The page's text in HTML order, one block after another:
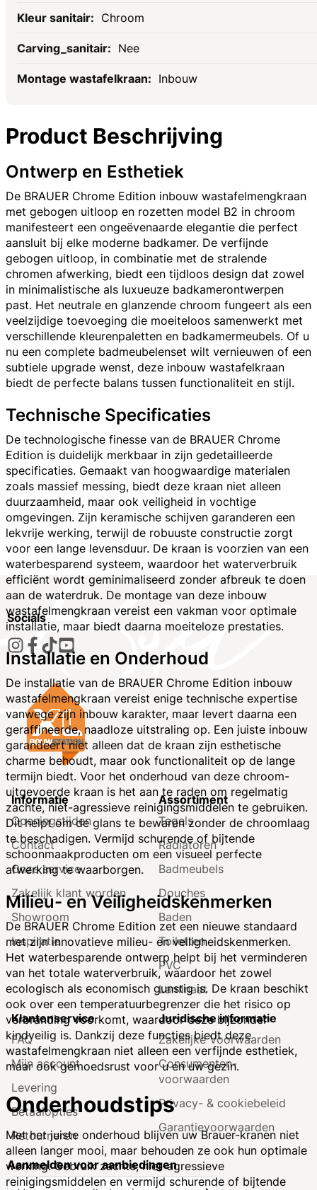
Chroom
Nee
Inbouw
Product Beschrijving
Ontwerp en Esthetiek
De BRAUER Chrome Edition inbouw wastafelmengkraan
met gebogen uitloop en rozetten model B2 in chroom
manifesteert een ongeëvenaarde elegantie die perfect
aansluit bij elke moderne badkamer. De verfijnde
gebogen uitloop, in combinatie met de stralende
chromen afwerking, biedt een tijdloos design dat zowel
in minimalistische als luxueuze badkamerontwerpen
past. Het neutrale en glanzende chroom fungeert als een
veelzijdige toevoeging die moeiteloos samenwerkt met
verschillende kleurenpaletten en badkamermeubels. Of u
nu een complete badmeubelenset wilt vernieuwen of een
subtiele upgrade wenst, deze inbouw wastafelkraan
biedt de perfecte balans tussen functionaliteit en stijl.
Technische Specificaties
De technologische finesse van de BRAUER Chrome
Edition is duidelijk merkbaar in zijn gedetailleerde
specificaties. Gemaakt van hoogwaardige materialen
zoals massief messing, biedt deze kraan niet alleen
duurzaamheid, maar ook veiligheid in vochtige
omgevingen. Zijn keramische schijven garanderen een
lekvrije werking, terwijl de robuuste constructie zorgt
voor een lange levensduur. De kraan is voorzien van een
waterbesparend systeem, waardoor het waterverbruik
efficiënt wordt geminimaliseerd zonder afbreuk te doen
aan de waterdruk. De montage van deze inbouw
wastafelmengkraan vereist een vakman voor optimale
installatie, maar biedt daarna moeiteloze prestaties.
Installatie en Onderhoud
De installatie van de BRAUER Chrome Edition inbouw
wastafelmengkraan vereist enige technische expertise
vanwege zijn inbouw karakter, maar levert daarna een
geraffineerde, naadloze uitstraling op. Een juiste inbouw
garandeert niet alleen dat de kraan zijn esthetische
charme behoudt, maar ook functionaliteit op de lange
termijn biedt. Voor het onderhoud van deze chroom-
uitgevoerde kraan is het aan te raden om regelmatig
zachte, niet-agressieve reinigingsmiddelen te gebruiken.
Dit helpt om de glans te bewaren zonder de chroomlaag
te beschadigen. Vermijd schurende of bijtende
schoonmaakproducten om een visueel perfecte
afwerking te waarborgen.
Milieu- en Veiligheidskenmerken
De BRAUER Chrome Edition zet een nieuwe standaard
met zijn innovatieve milieu- en veiligheidskenmerken.
Het waterbesparende ontwerp helpt bij het verminderen
van het totale waterverbruik, waardoor het zowel
ecologisch als economisch gunstig is. De kraan beschikt
ook over een temperatuurbegrenzer die het risico op
verbranding voorkomt, waardoor deze bijzonder
kindveilig is. Dankzij deze functies biedt deze
wastafelmengkraan niet alleen een verfijnde esthetiek,
maar ook gemoedsrust voor u en uw gezin.
Onderhoudstips
Met het juiste onderhoud blijven uw Brauer-kranen niet
alleen langer mooi, maar behouden ze ook hun optimale
werking. Gebruik zachte, niet-agressieve
reinigingsmiddelen en vermijd schurende of bijtende
Socials
Informatie
Openingstijden
Contact
Onze service
Zakelijk klant worden
Showroom
Inspiratie
Assortiment
Tegels
Radiatoren
Badmeubels
Douches
Baden
Toiletten
PVC
Laminaat
Klantenservice
FAQ
Mijn account
Levering
Betaalopties
Retourneren
Juridische informatie
Zakelijke Voorwaarden
Consumenten­
voorwaarden
Privacy- & cookiebeleid
Garantie­voorwaarden
Aanmelden voor aanbiedingen
A